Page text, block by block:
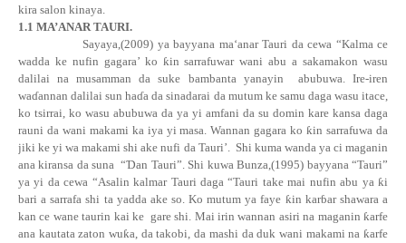
kira salon kinaya.
1.1 MA’ANAR TAURI.
Sayaya,(2009) ya bayyana ma‘anar Tauri da cewa “Kalma ce
wadda ke nufin gagara’ ko ƙin sarrafuwar wani abu a sakamakon wasu
dalilai na musamman da suke bambanta yanayin
abubuwa. Ire-iren
waɗannan dalilai sun haɗa da sinadarai da mutum ke samu daga wasu itace,
ko tsirrai, ko wasu abubuwa da ya yi amfani da su domin kare kansa daga
rauni da wani makami ka iya yi masa. Wannan gagara koƙin sarrafuwa da
jiki ke yi wa makami shi ake nufi da Tauri’. Shi kuma wanda ya ci maganin
ana kiransa da suna “Ɗan Tauri”. Shi kuwa Bunza,(1995) bayyana “Tauri”
ya yi da cewa “Asalin kalmar Tauri daga “Tauri take mai nufin abu ya ƙi
bari a sarrafa shi ta yadda ake so. Ko mutum ya faye ƙin karɓar shawara a
kan ce wane taurin kai ke gare shi. Mai irin wannan asiri na maganinƙarfe
ana kautata zaton wuƙa, da takobi, da mashi da duk wani makami naƙarfe